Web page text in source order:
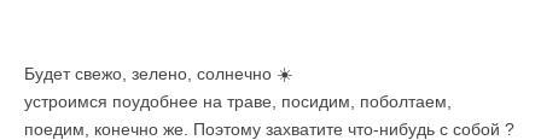
Будет свежо, зелено, солнечно ☀️
устроимся поудобнее на траве, посидим, поболтаем,
поедим, конечно же. Поэтому захватите что-нибудь с собой ?